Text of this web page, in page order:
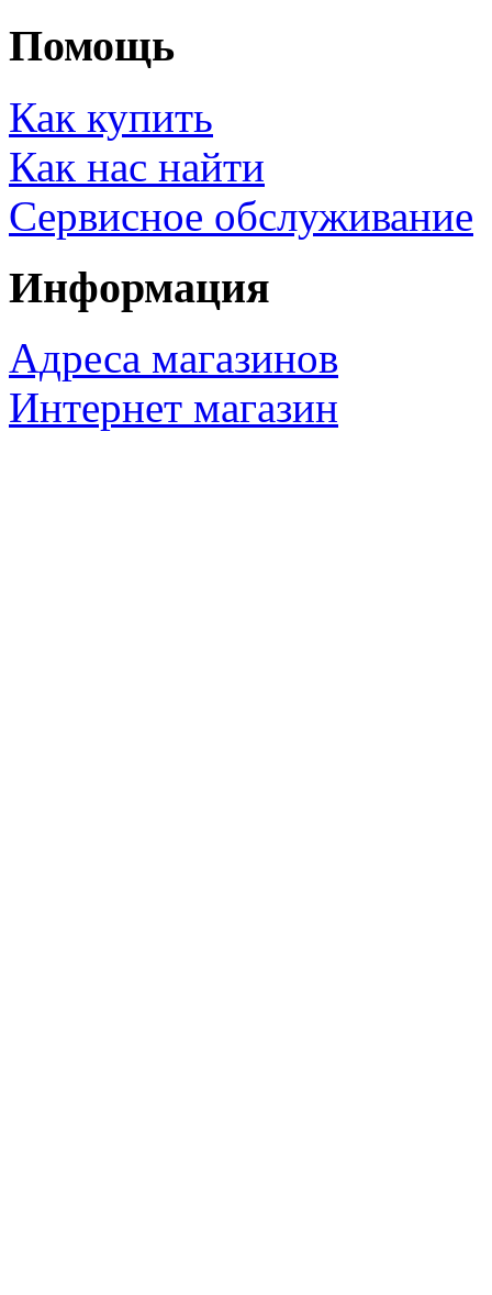
Помощь
Как купить
Как нас найти
Сервисное обслуживание
Информация
Адреса магазинов
Интернет магазин